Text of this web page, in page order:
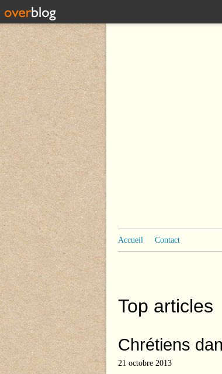
Accueil Contact
Top articles
Chrétiens
21 octobre 2013